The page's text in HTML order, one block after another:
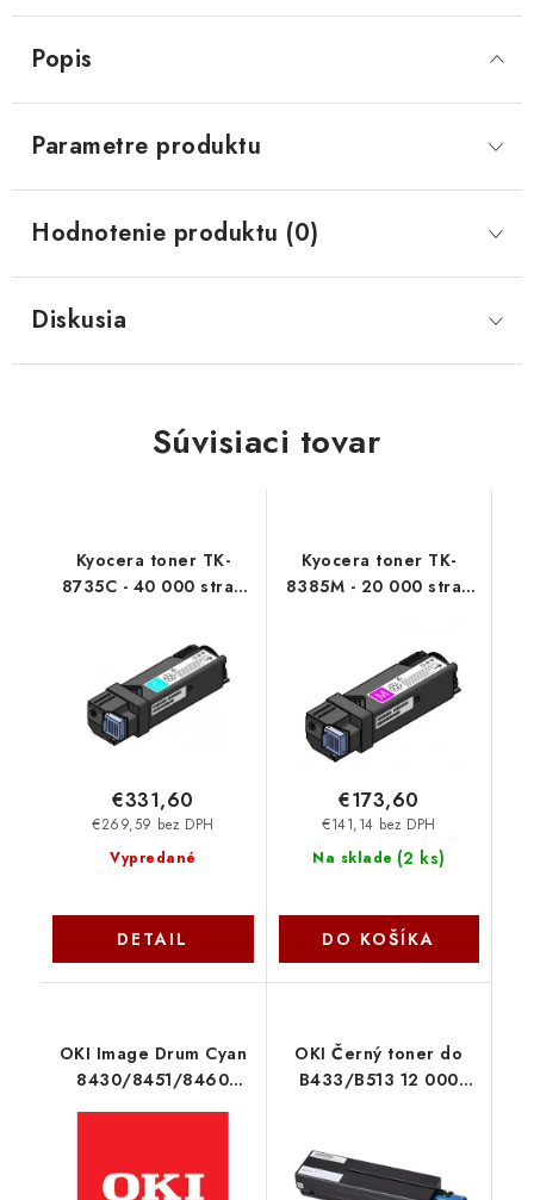
Popis
Parametre produktu
Hodnotenie produktu (0)
Diskusia
Súvisiaci tovar
Kyocera toner TK-
8735C - 40 000 stran
TASKalfa7353/8353ci,
cyan
Vypredané
€269,59 bez DPH
€331,60
DETAIL
Kyocera toner TK-
8385M - 20 000 stran
magenta
Na sklade (2 ks)
€141,14 bez DPH
€173,60
DO KOŠÍKA
OKI Image Drum Cyan
8430/8451/8460
OKI Černý toner do
B433/B513 12 000